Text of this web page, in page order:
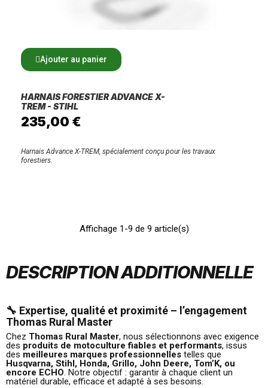
Ajouter au panier
HARNAIS FORESTIER ADVANCE X-
TREM - STIHL
235,00 €
Harnais Advance X-TREM, spécialement conçu pour les travaux
forestiers.
Affichage 1-9 de 9 article(s)
DESCRIPTION ADDITIONNELLE
🔧 Expertise, qualité et proximité – l’engagement
Thomas Rural Master
Chez Thomas Rural Master, nous sélectionnons avec exigence
des produits de motoculture fiables et performants, issus
des meilleures marques professionnelles telles que
Husqvarna, Stihl, Honda, Grillo, John Deere, Tom’K, ou
encore ECHO . Notre objectif : garantir à chaque client un
matériel durable, efficace et adapté à ses besoins.